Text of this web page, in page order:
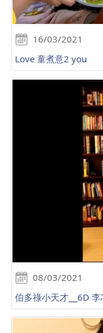
16/03/2021
Love 童煮意2 you
08/03/2021
伯多祿小天才╴6D 李